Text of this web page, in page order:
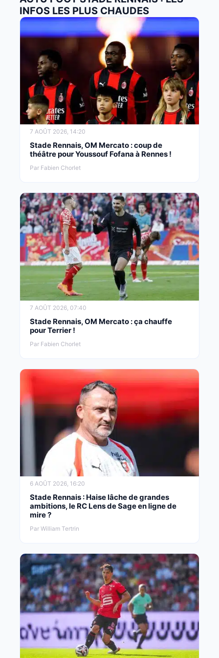
INFOS LES PLUS CHAUDES
7 AOÛT 2026, 14:20
Stade Rennais, OM Mercato : coup de
théâtre pour Youssouf Fofana à Rennes !
Par Fabien Chorlet
7 AOÛT 2026, 07:40
Stade Rennais, OM Mercato : ça chauffe
pour Terrier !
Par Fabien Chorlet
6 AOÛT 2026, 16:20
Stade Rennais : Haise lâche de grandes
ambitions, le RC Lens de Sage en ligne de
mire ?
Par William Tertrin